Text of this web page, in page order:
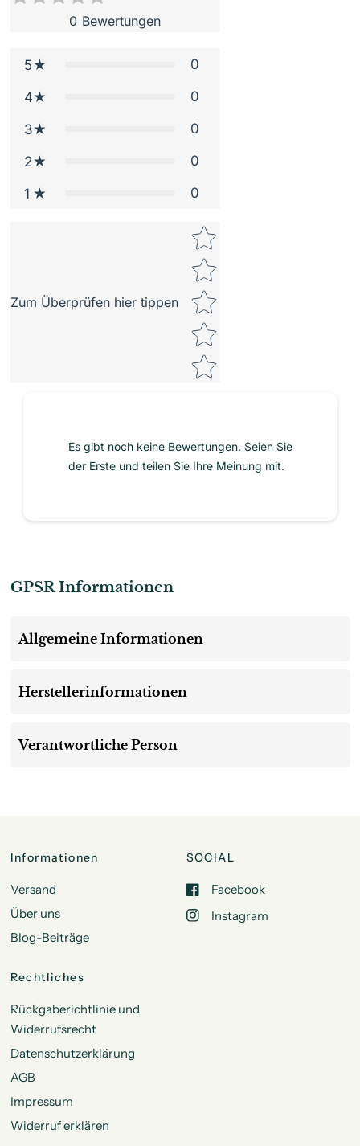
0 Bewertungen
5 0
4 0
3 0
2 0
1 0
Zum Überprüfen hier tippen
Star rating
Es gibt noch keine Bewertungen. Seien Sie
der Erste und teilen Sie Ihre Meinung mit.
GPSR Informationen
Allgemeine Informationen
Herstellerinformationen
Verantwortliche Person
Informationen
Versand
Über uns
Blog-Beiträge
SOCIAL
Facebook
Instagram
Rechtliches
Rückgaberichtlinie und
Widerrufsrecht
Datenschutzerklärung
AGB
Impressum
Widerruf erklären